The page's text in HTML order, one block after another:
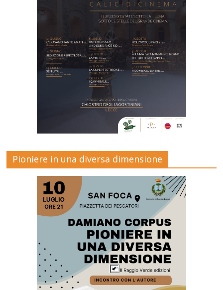
Pioniere in una diversa dimensione